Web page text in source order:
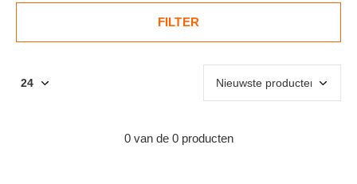
FILTER
0 van de 0 producten